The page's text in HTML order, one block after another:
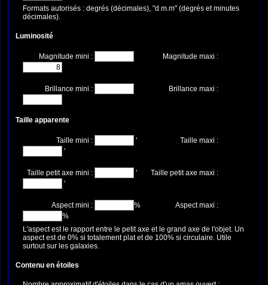
Formats autorisés : degrés (décimales), "d m.m" (degrés et minutes
décimales).
Luminosité
Magnitude mini : Magnitude maxi :
Brillance mini : Brillance maxi :
Taille apparente
Taille mini : '
Taille maxi :
'
Taille petit axe mini : '
Taille petit axe maxi :
'
Aspect mini : %
Aspect maxi :
%
L'aspect est le rapport entre le petit axe et le grand axe de l'objet. Un
aspect est de 0% si totalement plat et de 100% si circulaire. Utile
surtout sur les galaxies.
Contenu en étoiles